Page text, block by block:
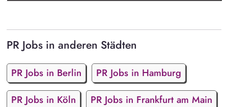
PR Jobs in anderen Städten
PR Jobs in Berlin
PR Jobs in Hamburg
PR Jobs in Köln
PR Jobs in Frankfurt am Main